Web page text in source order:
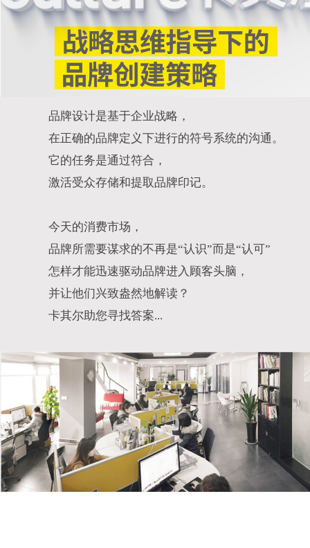
品牌设计是基于企业战略，
在正确的品牌定义下进行的符号系统的沟通。
它的任务是通过符合，
激活受众存储和提取品牌印记。
今天的消费市场，
品牌所需要谋求的不再是“认识”而是“认可”
怎样才能迅速驱动品牌进入顾客头脑，
并让他们兴致盎然地解读？
卡其尔助您寻找答案...